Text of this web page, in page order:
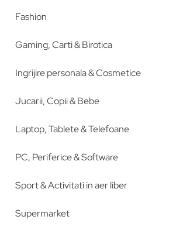
Fashion
Gaming, Carti & Birotica
Ingrijire personala & Cosmetice
Jucarii, Copii & Bebe
Laptop, Tablete & Telefoane
PC, Periferice & Software
Sport & Activitati in aer liber
Supermarket